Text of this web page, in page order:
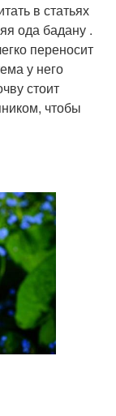
в статьях
ода бадану .
переносит
у него
стоит
чтобы